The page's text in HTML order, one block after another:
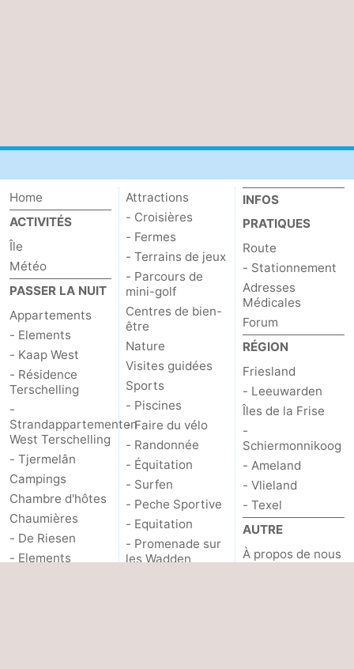
Home
ACTIVITÉS
Île
Météo
PASSER LA NUIT
Appartements
- Elements
- Kaap West
- Résidence
Terschelling
-
Strandappartementen
West Terschelling
- Tjermelân
Campings
Chambre d'hôtes
Chaumières
- De Riesen
- Elements
Attractions
- Croisières
- Fermes
- Terrains de jeux
- Parcours de
mini-golf
Centres de bien-
être
Nature
Visites guidées
Sports
- Piscines
- Faire du vélo
- Randonnée
- Équitation
- Surfen
- Peche Sportive
- Equitation
- Promenade sur
les Wadden
INFOS
PRATIQUES
Route
- Stationnement
Adresses
Médicales
Forum
RÉGION
Friesland
- Leeuwarden
Îles de la Frise
-
Schiermonnikoog
- Ameland
- Vlieland
- Texel
AUTRE
À propos de nous